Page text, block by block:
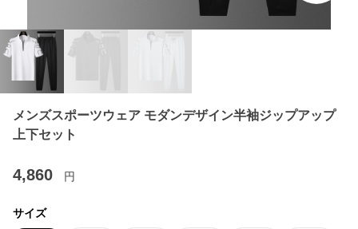
メンズスポーツウェア モダンデザイン半袖ジップアップ
上下セット
4,860 円
サイズ